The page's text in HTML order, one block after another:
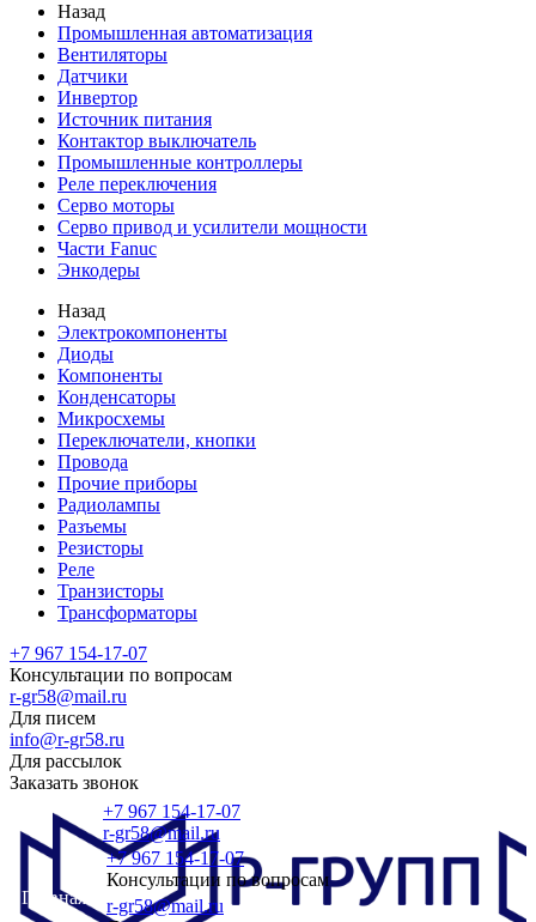
Назад
Промышленная автоматизация
Вентиляторы
Датчики
Инвертор
Источник питания
Контактор выключатель
Промышленные контроллеры
Реле переключения
Серво моторы
Серво привод и усилители мощности
Части Fanuc
Энкодеры
Назад
Электрокомпоненты
Диоды
Компоненты
Конденсаторы
Микросхемы
Переключатели, кнопки
Провода
Прочие приборы
Радиолампы
Разъемы
Резисторы
Реле
Транзисторы
Трансформаторы
+7 967 154-17-07
Консультации по вопросам
r-gr58@mail.ru
Для писем
info@r-gr58.ru
Для рассылок
Заказать звонок
Главная
+7 967 154-17-07
r-gr58@mail.ru
+7 967 154-17-07
Консультации по вопросам
r-gr58@mail.ru